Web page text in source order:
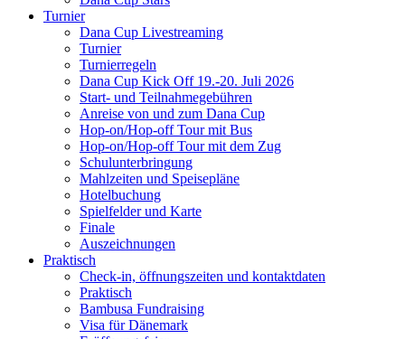
Turnier
Dana Cup Livestreaming
Turnier
Turnierregeln
Dana Cup Kick Off 19.-20. Juli 2026
Start- und Teilnahmegebühren
Anreise von und zum Dana Cup
Hop-on/Hop-off Tour mit Bus
Hop-on/Hop-off Tour mit dem Zug
Schulunterbringung
Mahlzeiten und Speisepläne
Hotelbuchung
Spielfelder und Karte
Finale
Auszeichnungen
Praktisch
Check-in, öffnungszeiten und kontaktdaten
Praktisch
Bambusa Fundraising
Visa für Dänemark